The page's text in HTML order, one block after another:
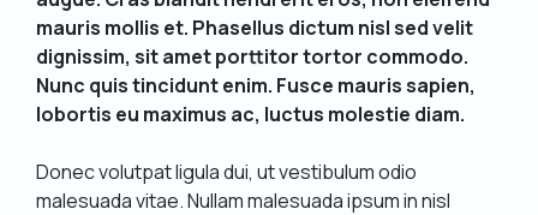
mauris mollis et. Phasellus dictum nisl sed velit
dignissim, sit amet porttitor tortor commodo.
Nunc quis tincidunt enim. Fusce mauris sapien,
lobortis eu maximus ac, luctus molestie diam.
Donec volutpat ligula dui, ut vestibulum odio
malesuada vitae. Nullam malesuada ipsum in nisl